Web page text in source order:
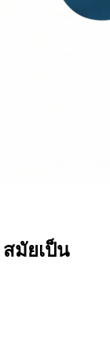
มัยเป็น